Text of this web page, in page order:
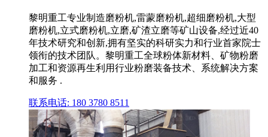
黎明重工专业制造磨粉机,雷蒙磨粉机,超细磨粉机,大型
磨粉机,立式磨粉机,立磨,矿渣立磨等矿山设备,经过近40
年技术研究和创新,拥有坚实的科研实力和行业首家院士
领衔的技术团队。黎明重工全球粉体新材料、矿物粉磨
加工和资源再生利用行业粉磨装备技术、系统解决方案
和服务 .
联系电话: 180 3780 8511